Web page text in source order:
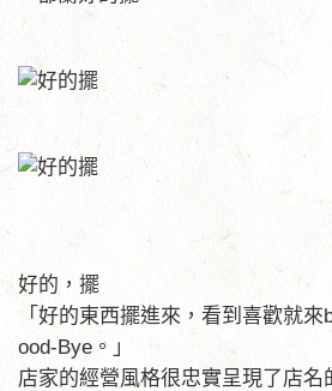
好的，擺
「好的東西擺進來，看到喜歡就
ood-Bye。」
店家的經營風格很忠實呈現了店名